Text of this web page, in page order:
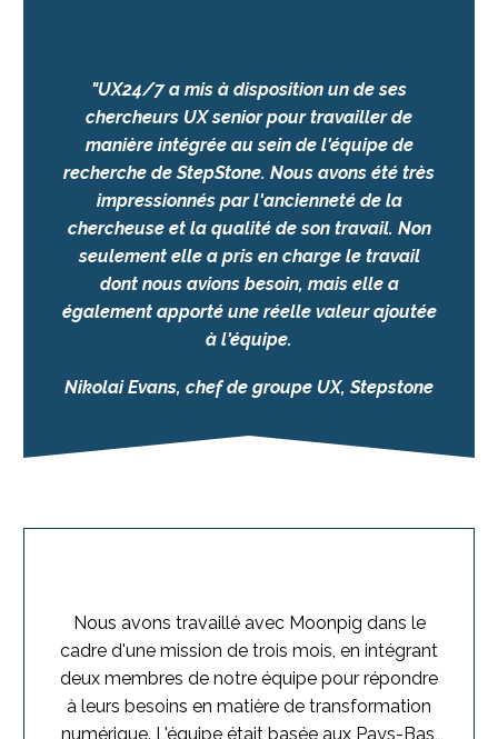
"UX24/7 a mis à disposition un de ses
chercheurs UX senior pour travailler de
manière intégrée au sein de l'équipe de
recherche de StepStone. Nous avons été très
impressionnés par l'ancienneté de la
chercheuse et la qualité de son travail. Non
seulement elle a pris en charge le travail
dont nous avions besoin, mais elle a
également apporté une réelle valeur ajoutée
à l'équipe.
Nikolai Evans, chef de groupe UX, Stepstone
Nous avons travaillé avec Moonpig dans le
cadre d'une mission de trois mois, en intégrant
deux membres de notre équipe pour répondre
à leurs besoins en matière de transformation
numérique. L'équipe était basée aux Pays-Bas,